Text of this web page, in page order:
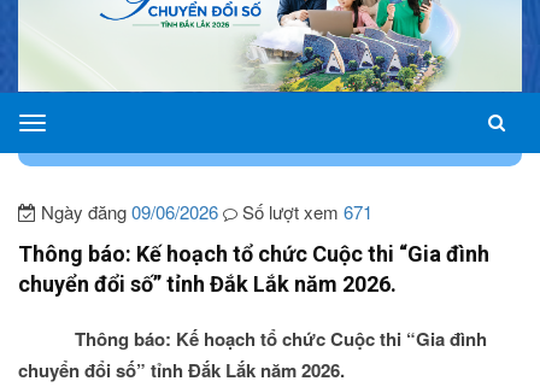
xã
Hòa
Ngày đăng09/06/2026 Số lượt xem 671
Thông báo: Kế hoạch tổ chức Cuộc thi “Gia đình
chuyển đổi số” tỉnh Đắk Lắk năm 2026.
Thông báo: Kế hoạch tổ chức Cuộc thi “Gia đình
chuyển đổi số” tỉnh Đắk Lắk năm 2026.